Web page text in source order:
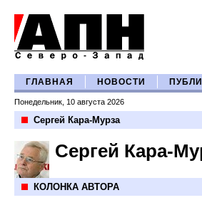
ГЛАВНАЯ НОВОСТИ
Понедельник, 10 августа 2026
Сергей Кара-Мурза
Сергей Кара-
КОЛОНКА АВТОРА